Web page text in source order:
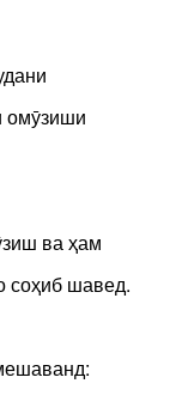
омӯзиши
ва ҳам
соҳиб шавед.